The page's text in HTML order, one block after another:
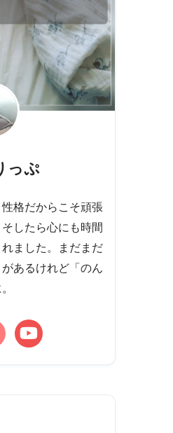
っぷ
格だからこそ頑張
したら心にも時間
ました。まだまだ
あるけれど「のん